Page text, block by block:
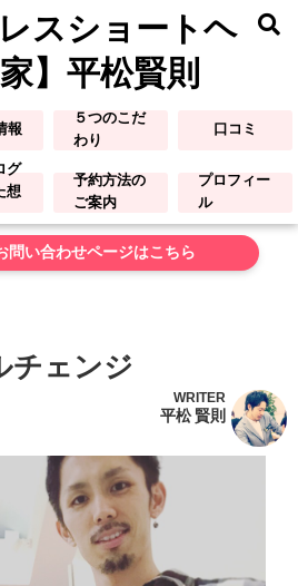
スショートヘ
】平松賢則
報
５つのこだ
わり
口コミ
グ
想
予約方法の
ご案内
プロフィー
ル
問い合わせページはこちら
チェンジ
WRITER
平松 賢則